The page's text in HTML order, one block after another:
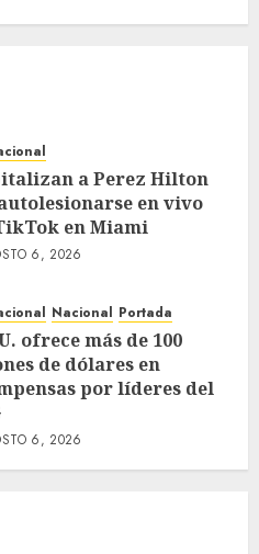
a Perez Hilton
en vivo
en Miami
6, 2026
Nacional Portada
ofrece más de 100
de dólares en
por líderes del
6, 2026